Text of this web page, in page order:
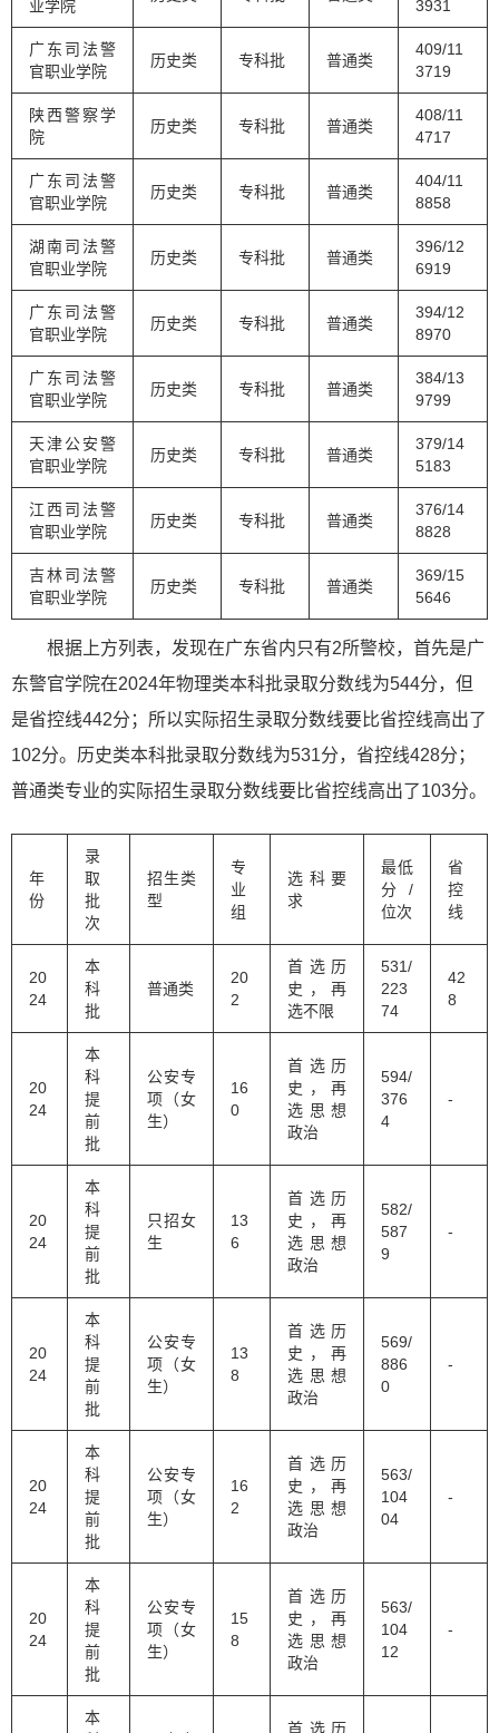
业学院 3931
广东司法警
官职业学院
历史类 专科批 普通类
409/11
3719
陕西警察学
院
历史类 专科批 普通类
408/11
4717
广东司法警
官职业学院
历史类 专科批 普通类
404/11
8858
湖南司法警
官职业学院
历史类 专科批 普通类
396/12
6919
广东司法警
官职业学院
历史类 专科批 普通类
394/12
8970
广东司法警
官职业学院
历史类 专科批 普通类
384/13
9799
天津公安警
官职业学院
历史类 专科批 普通类
379/14
5183
江西司法警
官职业学院
历史类 专科批 普通类
376/14
8828
吉林司法警
官职业学院
历史类 专科批 普通类
369/15
5646
根据上方列表，发现在广东省内只有2所警校，首先是广
东警官学院在2024年物理类本科批录取分数线为544分，但
是省控线442分；所以实际招生录取分数线要比省控线高出了
102分。历史类本科批录取分数线为531分，省控线428分；
普通类专业的实际招生录取分数线要比省控线高出了103分。
年
份
录
取
批
次
招生类
型
专
业
组
选科要
求
最低
分/
位次
省
控
线
20
24
本
科
批
普通类
20
2
首选历
史，再
选不限
531/
223
74
42
8
20
24
本
科
提
前
批
公安专
项（女
生）
16
0
首选历
史，再
选思想
政治
594/
376
4
-
20
24
本
科
提
前
批
只招女
生
13
6
首选历
史，再
选思想
政治
582/
587
9
-
20
24
本
科
提
前
批
公安专
项（女
生）
13
8
首选历
史，再
选思想
政治
569/
886
0
-
20
24
本
科
提
前
批
公安专
项（女
生）
16
2
首选历
史，再
选思想
政治
563/
104
04
-
20
24
本
科
提
前
批
公安专
项（女
生）
15
8
首选历
史，再
选思想
政治
563/
104
12
-
本
首选历